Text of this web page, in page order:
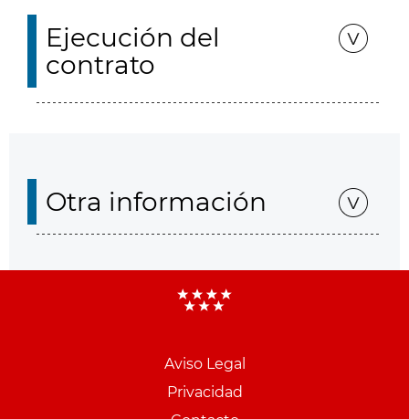
Ejecución del
contrato
Otra información
Aviso Legal
Privacidad